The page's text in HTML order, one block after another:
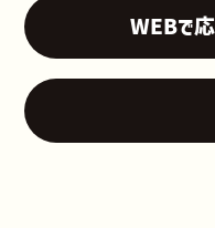
WEBで